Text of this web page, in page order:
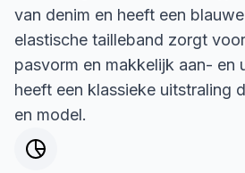
van denim en heeft een
elastische tailleband zorgt
pasvorm en makkelijk aan- en
heeft een klassieke uitstraling
en model.